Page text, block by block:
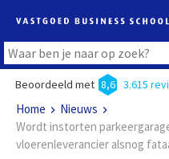
Beoordeeld met 8,6 3.615
Home
Nieuws
Wordt instorten
vloerenleverancier alsnog